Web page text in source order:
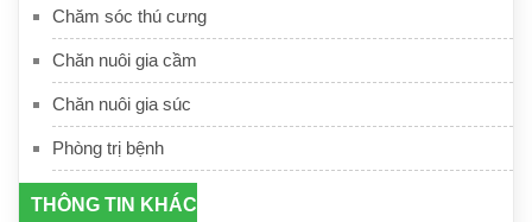
Chăm sóc thú cưng
Chăn nuôi gia cầm
Chăn nuôi gia súc
Phòng trị bệnh
THÔNG TIN KHÁC